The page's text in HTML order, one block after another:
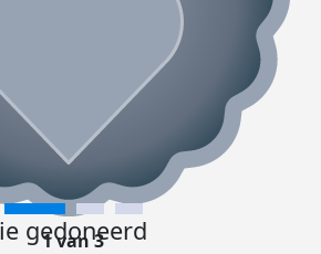
gedoneerd
1 van 3